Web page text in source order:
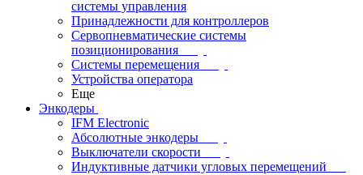
системы управления
Принадлежности для контроллеров
Сервопневматические системы
позиционирования
Системы перемещения
Устройства оператора
Еще
Энкодеры
IFM Electronic
Абсолютные энкодеры
Выключатели скорости
Индуктивные датчики угловых перемещений